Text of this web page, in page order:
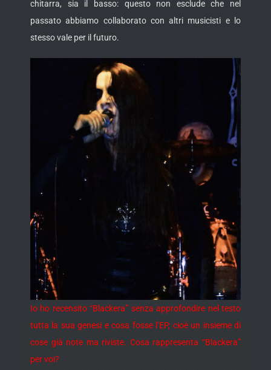
chitarra, sia il basso: questo non esclude che nel
passato abbiamo collaborato con altri musicisti e lo
stesso vale per il futuro.
Io ho recensito “Blackera” senza approfondire nel testo
tutta la sua genesi e cosa fosse l’EP, cioè un insieme di
cose già note ma riviste. Cosa rappresenta “Blackera”
per voi?